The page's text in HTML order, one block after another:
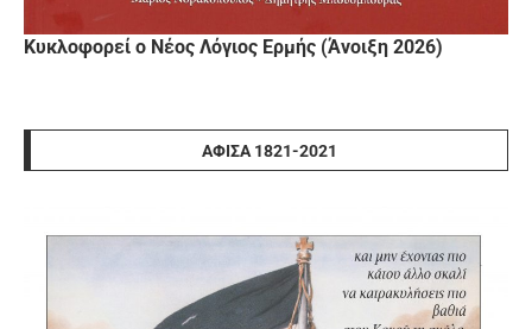
Κυκλοφορεί ο Νέος Λόγιος Ερμής (Άνοιξη 2026)
ΑΦΊΣΑ 1821-2021